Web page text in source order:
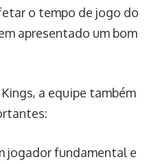
o tempo de jogo do
apresentado um bom
a equipe também
jogador fundamental e